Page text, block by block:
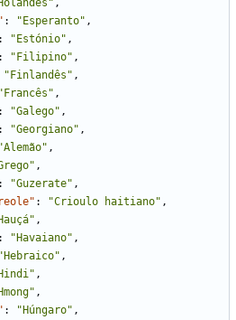
,
: "Esperanto" ,
: "Estónio" ,
: "Filipino" ,
"Finlandês" ,
"Francês" ,
: "Galego" ,
: "Georgiano" ,
"Alemão" ,
,
: "Guzerate" ,
: "Crioulo haitiano" ,
,
: "Havaiano" ,
"Hebraico" ,
,
,
: "Húngaro" ,